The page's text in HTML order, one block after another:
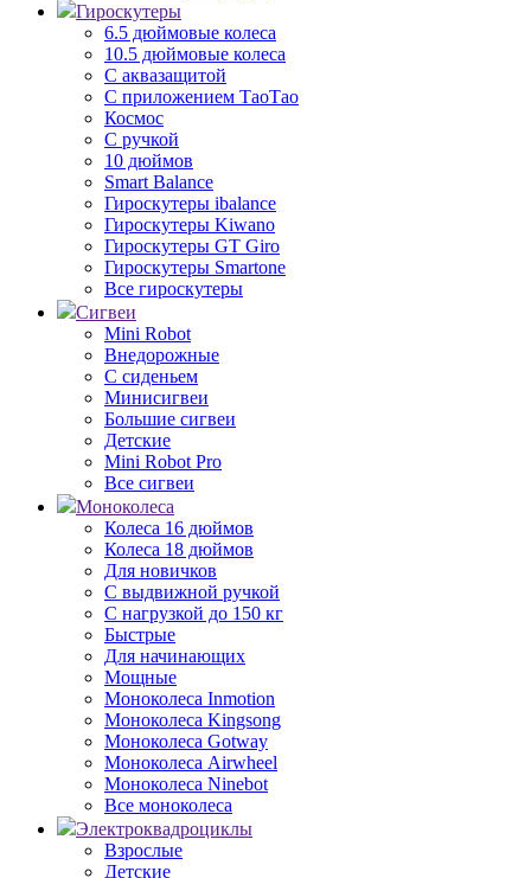
Гироскутеры
6.5 дюймовые колеса
10.5 дюймовые колеса
С аквазащитой
С приложением ТаоТао
Космос
С ручкой
10 дюймов
Smart Balance
Гироскутеры ibalance
Гироскутеры Kiwano
Гироскутеры GT Giro
Гироскутеры Smartone
Все гироскутеры
Сигвеи
Mini Robot
Внедорожные
С сиденьем
Минисигвеи
Большие сигвеи
Детские
Mini Robot Pro
Все сигвеи
Моноколеса
Колеса 16 дюймов
Колеса 18 дюймов
Для новичков
С выдвижной ручкой
С нагрузкой до 150 кг
Быстрые
Для начинающих
Мощные
Моноколеса Inmotion
Моноколеса Kingsong
Моноколеса Gotway
Моноколеса Airwheel
Моноколеса Ninebot
Все моноколеса
Электроквадроциклы
Взрослые
Детские